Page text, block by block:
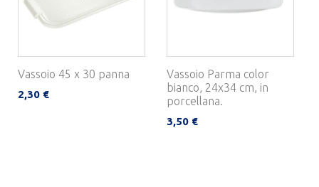
Vassoio 45 x 30 panna
2,30 €
Vassoio Parma color
bianco, 24x34 cm, in
porcellana.
3,50 €